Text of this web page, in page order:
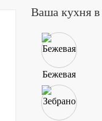
Ваша кухня
Бежевая